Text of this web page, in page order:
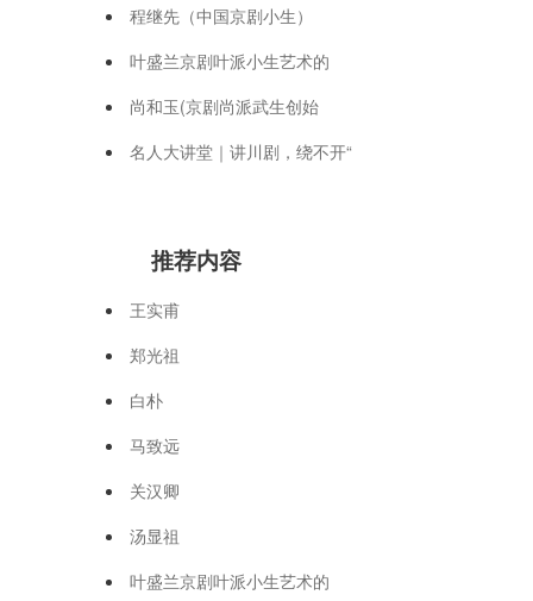
程继先（中国京剧小生）
叶盛兰京剧叶派小生艺术的
尚和玉(京剧尚派武生创始
名人大讲堂｜讲川剧，绕不开“
推荐内容
王实甫
郑光祖
白朴
马致远
关汉卿
汤显祖
叶盛兰京剧叶派小生艺术的